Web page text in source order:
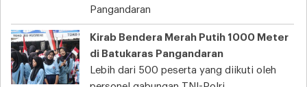
Pangandaran
Kirab Bendera Merah Putih 1000 Meter
di Batukaras Pangandaran
Lebih dari 500 peserta yang diikuti oleh